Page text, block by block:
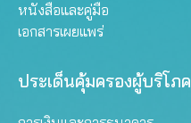
หนังสือและคู่มือ
เอกสารเผยแพร่
ประเด็นคุ้มครองผู้บริโภค